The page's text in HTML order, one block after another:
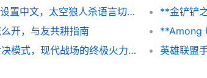
**Among Us怎么设置中文，太空狼人杀语言切换全攻略**
开，与友共耕指南
**和平精英火力对决模式，现代战场的终极火力交响曲**